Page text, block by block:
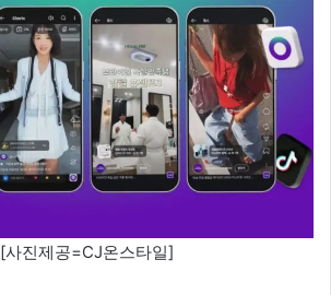
[사진제공=CJ온스타일]